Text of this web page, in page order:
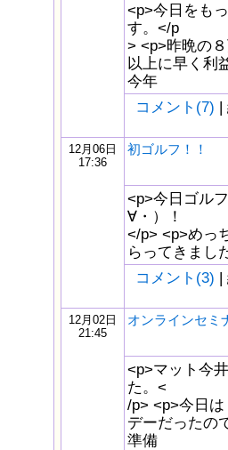
<p>今日をも
す。</p
> <p>昨晩の
以上に早く利
今年
コメント(7) |
12月06日
17:36
初ゴルフ！！
<p>今日ゴル
∀・）！
</p> <p>めっ
らってきまし
コメント(3) |
12月02日
21:45
オンラインセミ
<p>マット今
た。<
/p> <p>今日
デーだったの
準備